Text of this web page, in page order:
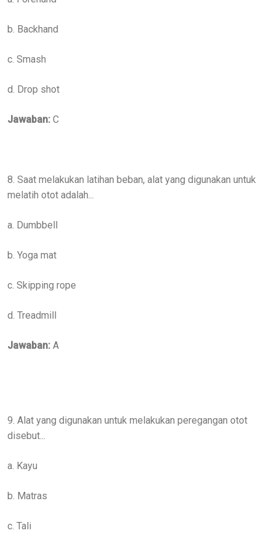
b. Backhand
c. Smash
d. Drop shot
Jawaban: C
8. Saat melakukan latihan beban, alat yang digunakan untuk
melatih otot adalah...
a. Dumbbell
b. Yoga mat
c. Skipping rope
d. Treadmill
Jawaban: A
9. Alat yang digunakan untuk melakukan peregangan otot
disebut...
a. Kayu
b. Matras
c. Tali